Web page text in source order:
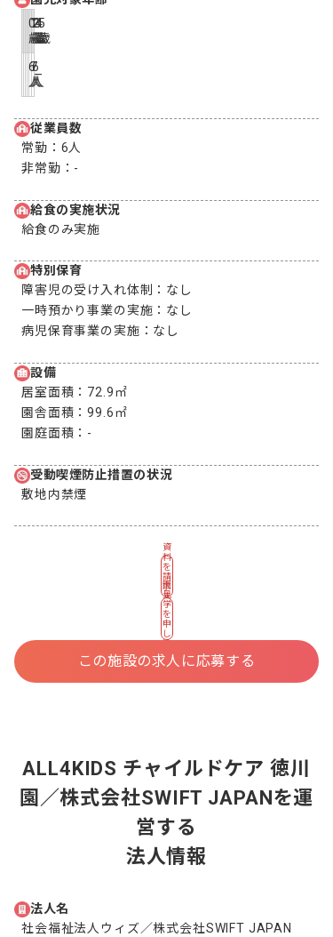
0
歳
1
歳
2
歳
3
歳
4
歳
5
歳
6
人
7
人
6
人
---
従業員数
常勤： 6人
非常勤： -
給食の実施状況
給食のみ実施
特別保育
障害児の受け入れ体制： なし
一時預かり事業の実施： なし
病児保育事業の実施： なし
設備
居室面積： 72.9㎡
園舎面積：99.6㎡
園庭面積： -
受動喫煙防止措置の状況
敷地内禁煙
資
料
を
請
求
す
る
園
見
学
を
申
し
む
この施設の求人に応募する
ALL4KIDS チャイルドケア 徳川
園／株式会社SWIFT JAPANを運
営する
法人情報
法人名
社会福祉法人ウィズ／株式会社SWIFT JAPAN